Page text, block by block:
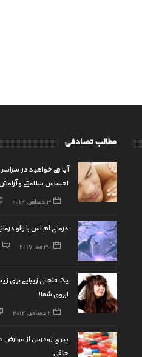
مطالب تصادفی
آیا می خواهید در
احساس سلامتی و
3 دسامبر, 2014
درمان ام اس با زالو
30 مه, 2017
یک فنجان زیبایی برای
ابروی شما!
2 دسامبر, 2014
پيري زودرس از عوارض
چاقي